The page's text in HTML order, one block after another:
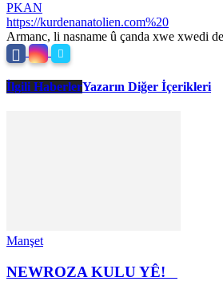
PKAN
https://kurdenanatolien.com%20
Armanc, li nasname û çanda xwe xwedi
İlgili HaberlerYazarın Diğer İçerikleri
Manşet
NEWROZA KULU YÊ!